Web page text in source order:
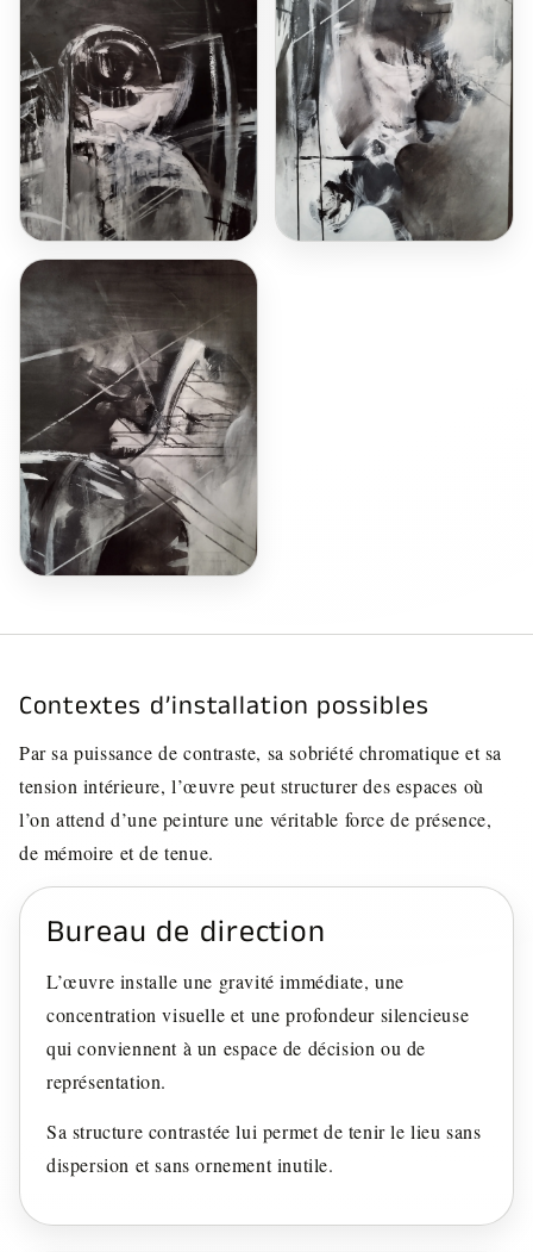
Contextes d’installation possibles
Par sa puissance de contraste, sa sobriété chromatique et sa
tension intérieure, l’œuvre peut structurer des espaces où
l’on attend d’une peinture une véritable force de présence,
de mémoire et de tenue.
Bureau de direction
L’œuvre installe une gravité immédiate, une
concentration visuelle et une profondeur silencieuse
qui conviennent à un espace de décision ou de
représentation.
Sa structure contrastée lui permet de tenir le lieu sans
dispersion et sans ornement inutile.